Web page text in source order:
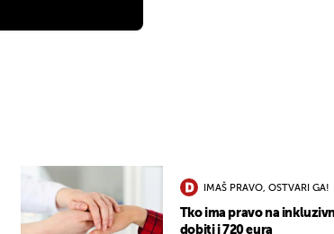
IMAŠ PRAVO, OSTVARI GA!
Tko ima pravo na
dobiti i 720 eura